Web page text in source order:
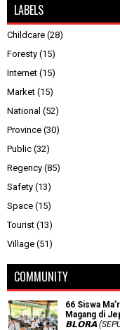
LABELS
Childcare (28)
Foresty (15)
Internet (15)
Market (15)
National (52)
Province (30)
Public (32)
Regency (85)
Safety (13)
Space (15)
Tourist (13)
Village (51)
COMMUNITY
66 Siswa
Magang di
𝗕𝗟𝗢𝗥𝗔